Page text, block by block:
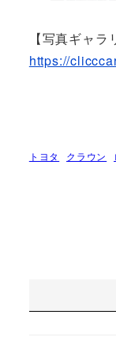
【写真ギャ
https://
トヨタ クラウン